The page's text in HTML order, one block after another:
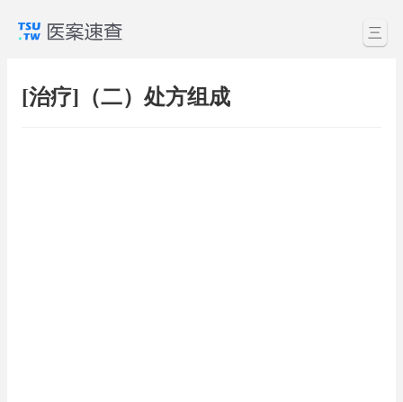
三
[治疗]（二）处方组成